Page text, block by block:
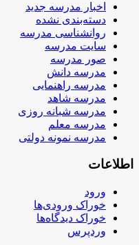
اخبار مدرسه جدید
دسته‌بندی نشده
روانشناسی مدرسه
سایت مدرسه
صور مدرسه
مدرسه دانش
مدرسه راهنمایی
مدرسه شاهد
مدرسه شبانه روزی
مدرسه معلم
مدرسه نمونه دولتی
اطلاعات
ورود
خوراک ورودی‌ها
خوراک دیدگاه‌ها
وردپرس